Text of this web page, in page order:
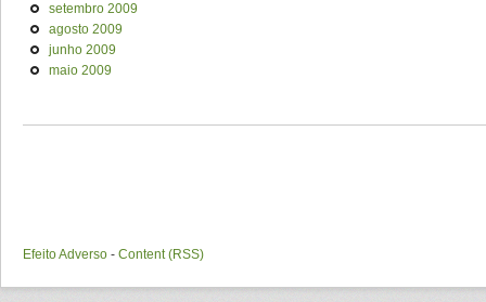
setembro 2009
agosto 2009
junho 2009
maio 2009
Efeito Adverso - Content (RSS)